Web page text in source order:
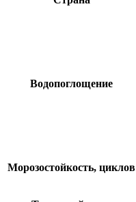
Водопоглощение
Морозостойкость, циклов